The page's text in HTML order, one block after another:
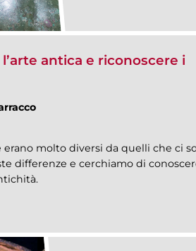
antica e riconoscere i
molto diversi da quelli che ci
differenze e cerchiamo di